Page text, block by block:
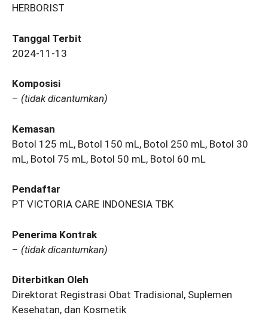
HERBORIST
Tanggal Terbit
2024-11-13
Komposisi
– (tidak dicantumkan)
Kemasan
Botol 125 mL, Botol 150 mL, Botol 250 mL, Botol 30
mL, Botol 75 mL, Botol 50 mL, Botol 60 mL
Pendaftar
PT VICTORIA CARE INDONESIA TBK
Penerima Kontrak
– (tidak dicantumkan)
Diterbitkan Oleh
Direktorat Registrasi Obat Tradisional, Suplemen
Kesehatan, dan Kosmetik